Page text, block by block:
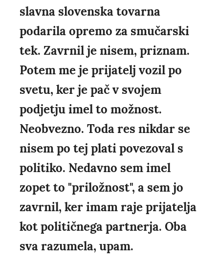
slavna slovenska tovarna
podarila opremo za smučarski
tek. Zavrnil je nisem, priznam.
Potem me je prijatelj vozil po
svetu, ker je pač v svojem
podjetju imel to možnost.
Neobvezno. Toda res nikdar se
nisem po tej plati povezoval s
politiko. Nedavno sem imel
zopet to "priložnost", a sem jo
zavrnil, ker imam raje prijatelja
kot političnega partnerja. Oba
sva razumela, upam.